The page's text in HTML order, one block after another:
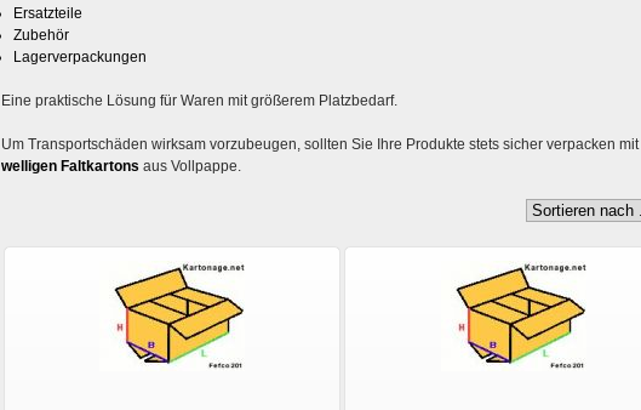
Ersatzteile
Zubehör
Lagerverpackungen
Eine praktische Lösung für Waren mit größerem Platzbedarf.
Um Transportschäden wirksam vorzubeugen, sollten Sie Ihre Produkte stets sicher verpacken mit
welligen Faltkartons aus Vollpappe.